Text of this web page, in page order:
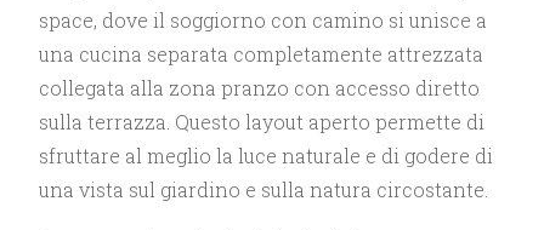
space, dove il soggiorno con camino si unisce a
una cucina separata completamente attrezzata
collegata alla zona pranzo con accesso diretto
sulla terrazza. Questo layout aperto permette di
sfruttare al meglio la luce naturale e di godere di
una vista sul giardino e sulla natura circostante.